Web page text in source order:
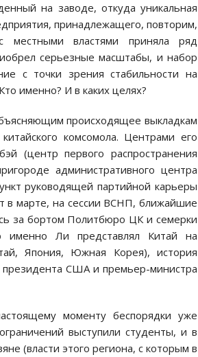
на заводе, откуда уникальная
принадлежащего, повторим,
местными властями приняла ряд
серьезные масштабы, и набор
с точки зрения стабильности на
именно? И в каких целях?
происходящее выкладкам
комсомола. Центрами его
(центр первого распространения
административного центра
руководящей партийной карьеры
в марте, на сессии ВСНП, ближайшие
за бортом Политбюро ЦК и семерки
именно Ли представлял Китай на
Япония, Южная Корея), история
президента США и премьер-министра
моменту беспорядки уже
выступили студенты, и в
(власти этого региона, с которым в